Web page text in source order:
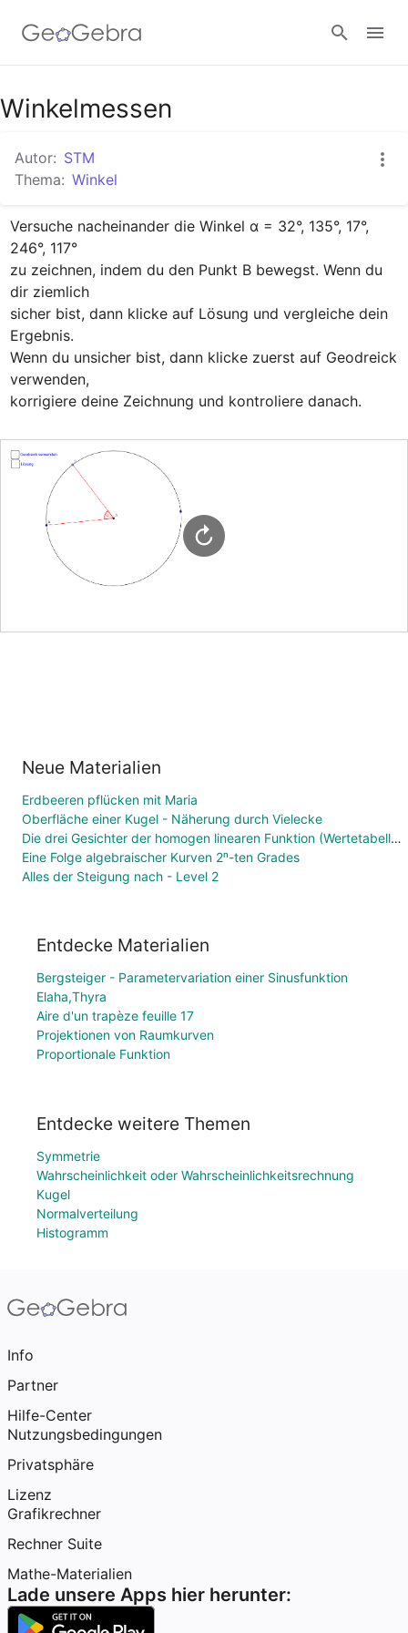
Google Classroom
GeoGebra Classroom
Anmelden
Winkelmessen
Autor: STM
Thema: Winkel
Versuche nacheinander die Winkel α = 32°, 135°, 17°,
246°, 117°
zu zeichnen, indem du den Punkt B bewegst. Wenn du
dir ziemlich
sicher bist, dann klicke auf Lösung und vergleiche dein
Ergebnis.
Wenn du unsicher bist, dann klicke zuerst auf Geodreick
verwenden,
korrigiere deine Zeichnung und kontroliere danach.
Neue Materialien
Erdbeeren pflücken mit Maria
Oberfläche einer Kugel - Näherung durch Vielecke
Die drei Gesichter der homogen linearen Funktion (Wertetabelle, Funktionsgleichung, Graph)
Eine Folge algebraischer Kurven 2ⁿ-ten Grades
Alles der Steigung nach - Level 2
Entdecke Materialien
Bergsteiger - Parametervariation einer Sinusfunktion
Elaha,Thyra
Aire d'un trapèze feuille 17
Projektionen von Raumkurven
Proportionale Funktion
Entdecke weitere Themen
Symmetrie
Wahrscheinlichkeit oder Wahrscheinlichkeitsrechnung
Kugel
Normalverteilung
Histogramm
Info
Partner
Hilfe-Center
Nutzungsbedingungen
Privatsphäre
Lizenz
Grafikrechner
Rechner Suite
Mathe-Materialien
Lade unsere Apps hier herunter: